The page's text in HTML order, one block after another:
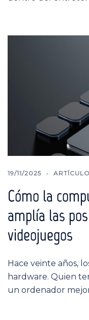
19/11/2025
Cómo la
amplía las
videojuegos
Hace veinte años,
hardware. Quien
un ordenador